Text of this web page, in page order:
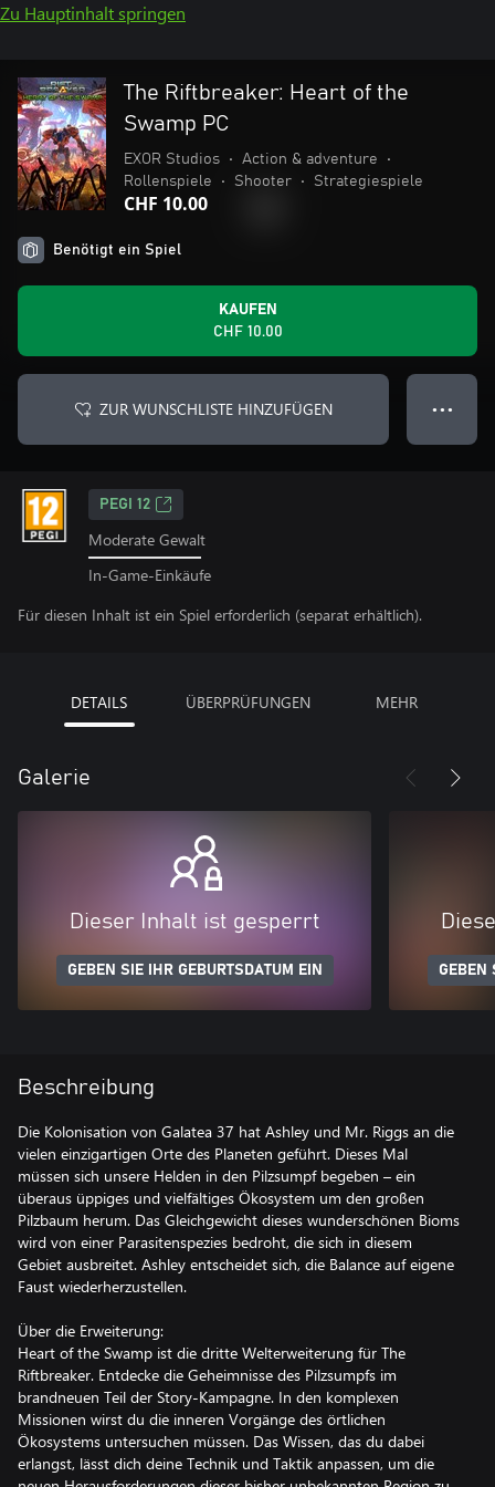
Zu Hauptinhalt springen
The Riftbreaker: Heart of the
Swamp PC
EXOR Studios • Action & adventure
•
Rollenspiele
• Shooter • Strategiespiele
CHF 10.00
Benötigt ein Spiel
KAUFEN
CHF 10.00
ZUR WUNSCHLISTE HINZUFÜGEN ● ● ●
PEGI 12
Moderate Gewalt
In-Game-Einkäufe
Für diesen Inhalt ist ein Spiel erforderlich (separat erhältlich).
DETAILS ÜBERPRÜFUNGEN MEHR
Galerie
Dieser Inhalt ist gesperrt
GEBEN SIE IHR GEBURTSDATUM EIN GEBEN
Beschreibung
Die Kolonisation von Galatea 37 hat Ashley und Mr. Riggs an die
vielen einzigartigen Orte des Planeten geführt. Dieses Mal
müssen sich unsere Helden in den Pilzsumpf begeben – ein
überaus üppiges und vielfältiges Ökosystem um den großen
Pilzbaum herum. Das Gleichgewicht dieses wunderschönen Bioms
wird von einer Parasitenspezies bedroht, die sich in diesem
Gebiet ausbreitet. Ashley entscheidet sich, die Balance auf eigene
Faust wiederherzustellen.
Über die Erweiterung:
Heart of the Swamp ist die dritte Welterweiterung für The
Riftbreaker. Entdecke die Geheimnisse des Pilzsumpfs im
brandneuen Teil der Story-Kampagne. In den komplexen
Missionen wirst du die inneren Vorgänge des örtlichen
Ökosystems untersuchen müssen. Das Wissen, das du dabei
erlangst, lässt dich deine Technik und Taktik anpassen, um die